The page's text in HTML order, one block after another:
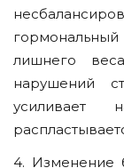
лишнего
нарушений
4. Изменение